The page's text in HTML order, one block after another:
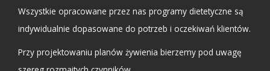
Wszystkie opracowane przez nas programy dietetyczne są
indywidualnie dopasowane do potrzeb i oczekiwań klientów.
Przy projektowaniu planów żywienia bierzemy pod uwagę